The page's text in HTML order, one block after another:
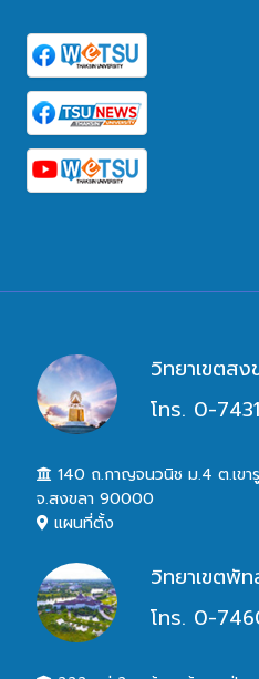
วิทยาเขตสง
โทร. 0-
140 ถ.กาญจนวนิช ม.4 ต.เขา
จ.สงขลา 90000
แผนที่ตั้ง
วิทยาเขตพั
โทร. 0-